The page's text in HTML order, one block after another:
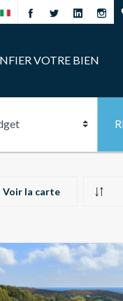
VOTRE BIEN
Voir la carte